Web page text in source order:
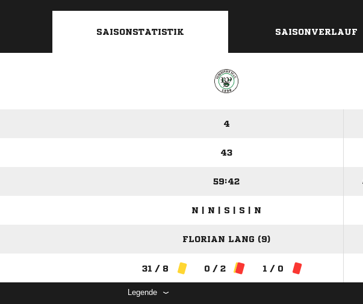
SAISONSTATISTIK SAISONVERLAUF
4
43
59:42
N | N | S | S | N
FLORIAN LANG (9)
31 / 8 0 / 2 1 / 0
Legende